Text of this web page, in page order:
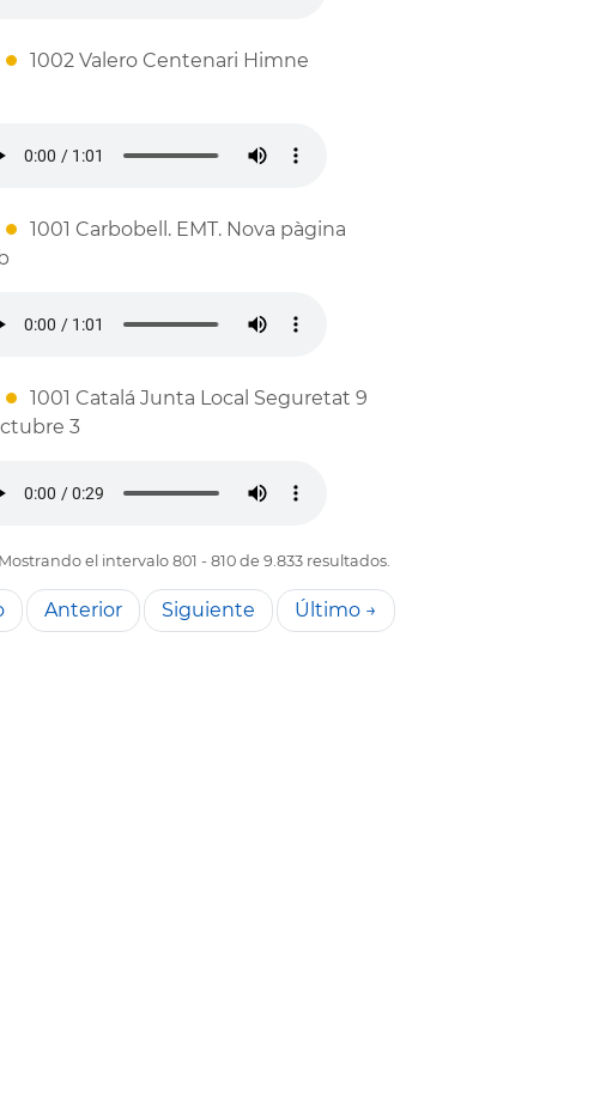
1002 Valero Centenari Himne
1001 Carbobell. EMT. Nova pàgina
1001 Catalá Junta Local Seguretat 9
3
Mostrando el intervalo 801 - 810 de 9.833 resultados.
Anterior Siguiente Último →